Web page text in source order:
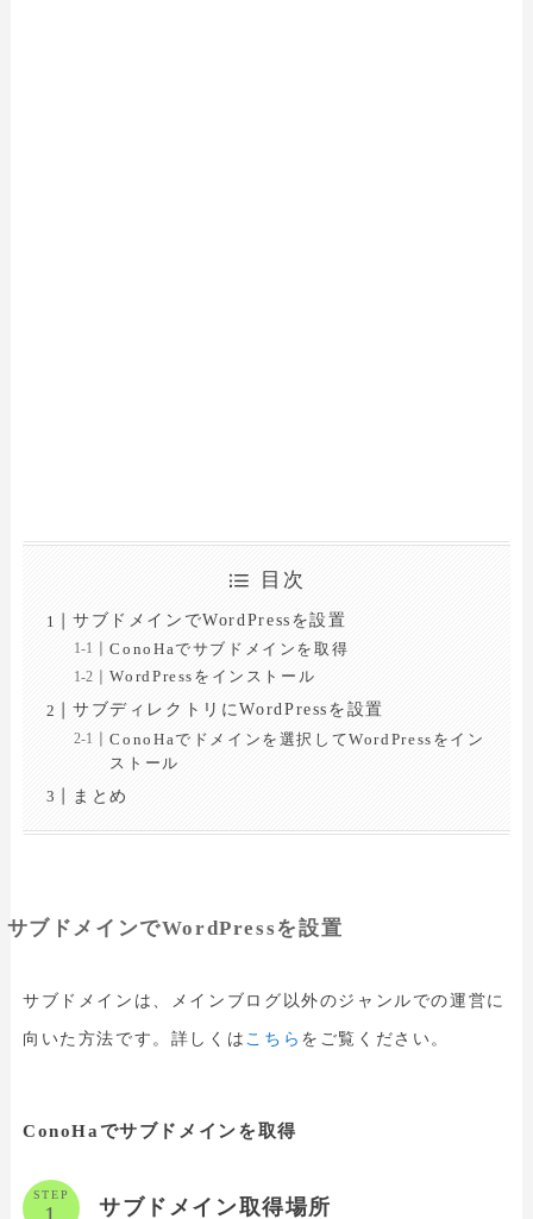
目次
サブドメインでWordPressを設置
ConoHaでサブドメインを取得
WordPressをインストール
サブディレクトリにWordPressを設置
ConoHaでドメインを選択してWordPressをイン
ストール
まとめ
サブドメインでWordPressを設置
サブドメインは、メインブログ以外のジャンルでの運営に
向いた方法です。詳しくは こちら をご覧ください。
ConoHaでサブドメインを取得
STEP
サブドメイン取得場所